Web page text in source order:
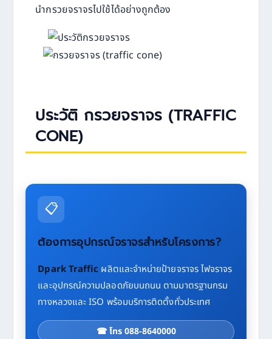
นำกรวยจราจรไปใช้ได้อย่างถูกต้อง
ประวัติ กรวยจราจร (TRAFFIC
CONE)
📋
ต้องการอุปกรณ์จราจรสำหรับโครงการ?
Dpark Traffic ผลิตและจำหน่ายป้ายจราจร ไฟจราจร
และอุปกรณ์ความปลอดภัยบนถนน ตามมาตรฐานกรม
ทางหลวงและ ISO พร้อมบริการติดตั้งทั่วประเทศ
☎ โทร 088-8640000